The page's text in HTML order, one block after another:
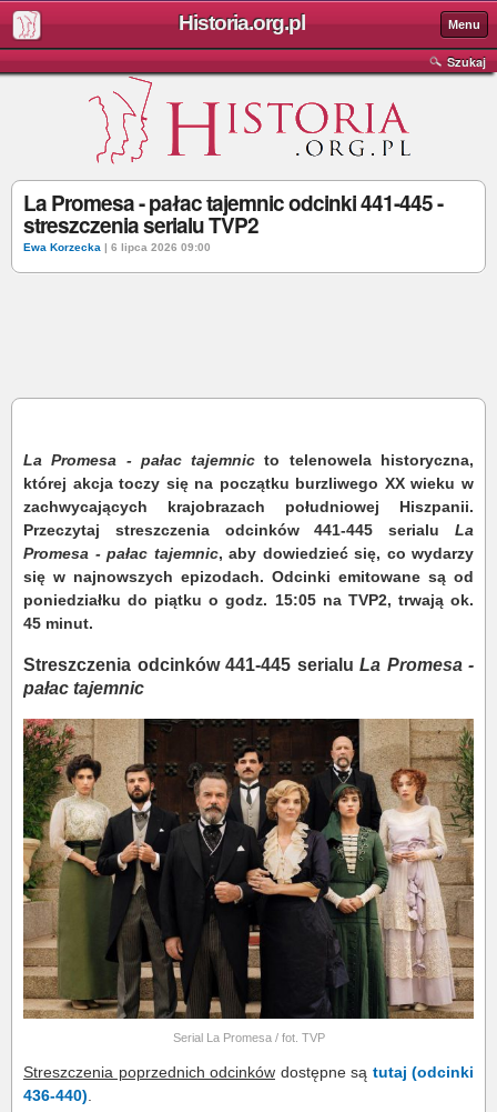
Historia.org.pl Menu
Szukaj
La Promesa - pałac tajemnic odcinki 441-445 -
streszczenia serialu TVP2
Ewa Korzecka | 6 lipca 2026 09:00
La Promesa - pałac tajemnic to telenowela historyczna,
której akcja toczy się na początku burzliwego XX wieku w
zachwycających krajobrazach południowej Hiszpanii.
Przeczytaj streszczenia odcinków 441-445 serialu La
Promesa - pałac tajemnic, aby dowiedzieć się, co wydarzy
się w najnowszych epizodach. Odcinki emitowane są od
poniedziałku do piątku o godz. 15:05 na TVP2, trwają ok.
45 minut.
Streszczenia odcinków 441-445 serialu La Promesa -
pałac tajemnic
Serial La Promesa / fot. TVP
Streszczenia poprzednich odcinków dostępne są tutaj (odcinki
436-440).